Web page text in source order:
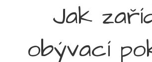
Jak
obývací